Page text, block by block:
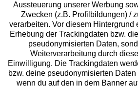
Beratung
Über uns
Rechtliches
Aussteuerung unserer Werbung
Zwecken (z.B. Profilbildungen) /
verarbeiten. Vor diesem Hintergrund
Erhebung der Trackingdaten bzw.
pseudonymisierten Daten,
Weiterverarbeitung durch
Einwilligung. Die Trackingdaten
bzw. deine pseudonymisierten
wenn du auf den in dem Banner